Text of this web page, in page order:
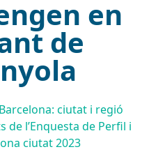
en
de
ciutat i regió
de l’Enquesta de Perfil i
ciutat 2023